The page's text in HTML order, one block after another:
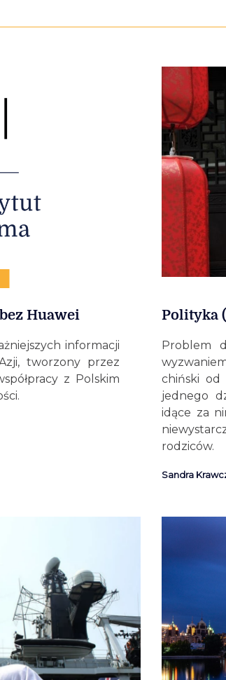
Huawei
informacji
tworzony przez
z Polskim
Polityka
Problem
chiński od
jednego
idące za
rodziców.
Sandra